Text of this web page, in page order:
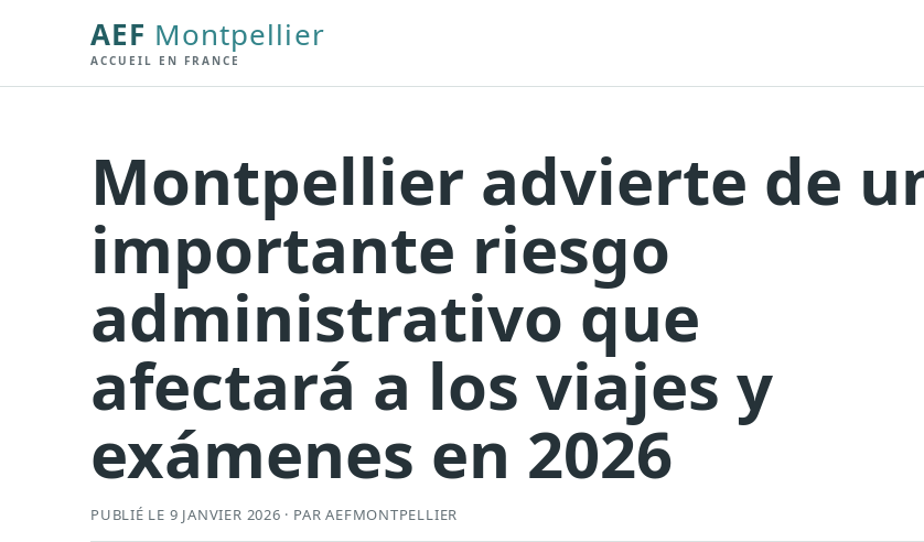
AEF Montpellier
ACCUEIL EN FRANCE
Montpellier advierte de
importante riesgo
administrativo que
afectará a los viajes y
exámenes en 2026
PUBLIÉ LE 9 JANVIER 2026 · PAR AEFMONTPELLIER